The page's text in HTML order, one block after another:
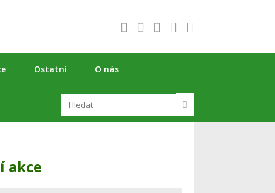
Ostatní O nás
akce